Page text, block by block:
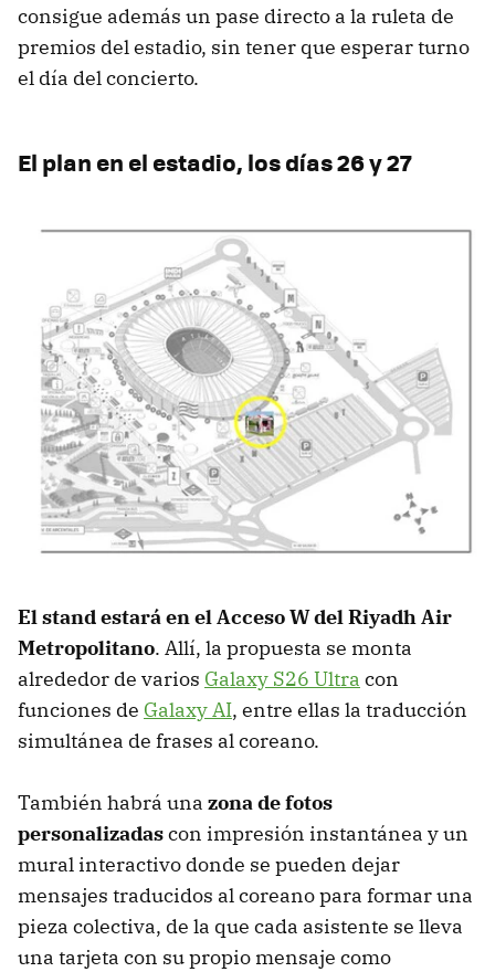
consigue además un pase directo a la ruleta de
premios del estadio, sin tener que esperar turno
el día del concierto.
El plan en el estadio, los días 26 y 27
El stand estará en el Acceso W del Riyadh Air
Metropolitano. Allí, la propuesta se monta
alrededor de varios Galaxy S26 Ultra con
funciones de Galaxy AI, entre ellas la traducción
simultánea de frases al coreano.
También habrá una zona de fotos
personalizadascon impresión instantánea y un
mural interactivo donde se pueden dejar
mensajes traducidos al coreano para formar una
pieza colectiva, de la que cada asistente se lleva
una tarjeta con su propio mensaje como